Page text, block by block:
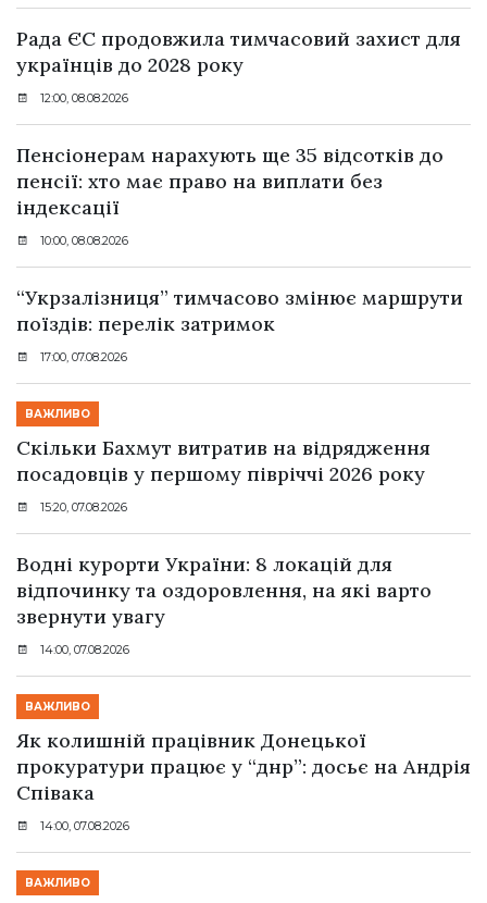
Рада ЄС продовжила тимчасовий захист для
українців до 2028 року
12:00, 08.08.2026
Пенсіонерам нарахують ще 35 відсотків до
пенсії: хто має право на виплати без
індексації
10:00, 08.08.2026
“Укрзалізниця” тимчасово змінює маршрути
поїздів: перелік затримок
17:00, 07.08.2026
ВАЖЛИВО
Скільки Бахмут витратив на відрядження
посадовців у першому півріччі 2026 року
15:20, 07.08.2026
Водні курорти України: 8 локацій для
відпочинку та оздоровлення, на які варто
звернути увагу
14:00, 07.08.2026
ВАЖЛИВО
Як колишній працівник Донецької
прокуратури працює у “днр”: досьє на Андрія
Співака
14:00, 07.08.2026
ВАЖЛИВО